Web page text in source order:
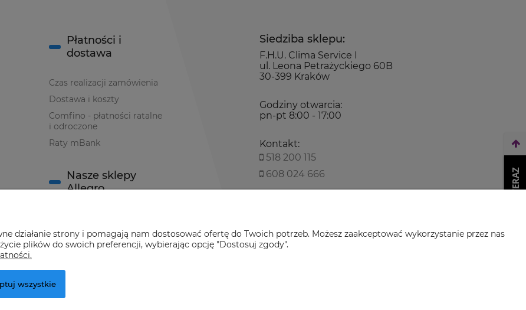
Siedziba sklepu:
F.H.U. Clima Service I
ul. Leona Petrażyckiego 60B
30-399 Kraków
Godziny otwarcia:
pn-pt 8:00 - 17:00
Kontakt:
518 200 115
608 024 666
Płatności i
dostawa
Czas realizacji zamówienia
Dostawa i koszty
Comfino - płatności ratalne
i odroczone
Raty mBank
Nasze sklepy
Allegro
Sklep Allegro nr 2
WEŹ LEASING TERAZ
działanie strony i pomagają nam dostosować ofertę do Twoich potrzeb. Możesz zaakceptować wykorzystanie przez nas
plików do swoich preferencji, wybierając opcję "Dostosuj zgody".
wszystkie